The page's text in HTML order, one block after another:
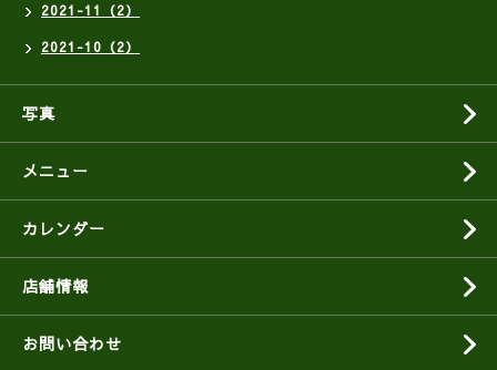
2021-11（2）
2021-10（2）
写真
メニュー
カレンダー
店舗情報
お問い合わせ